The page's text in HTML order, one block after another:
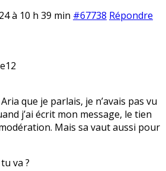
à 10 h 39 min #67738 Répondre
que je parlais, je n’avais pas vu
j’ai écrit mon message, le tien
Mais sa vaut aussi pour
va ?